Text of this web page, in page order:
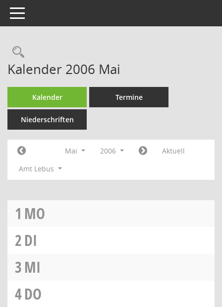
Toggle navigation
Rechercheauswahl
Kalender 2006 Mai
Kalender Termine
Niederschriften
Mai 2006
Aktuell
Amt Lebus
1 MO
2DI
3MI
4DO